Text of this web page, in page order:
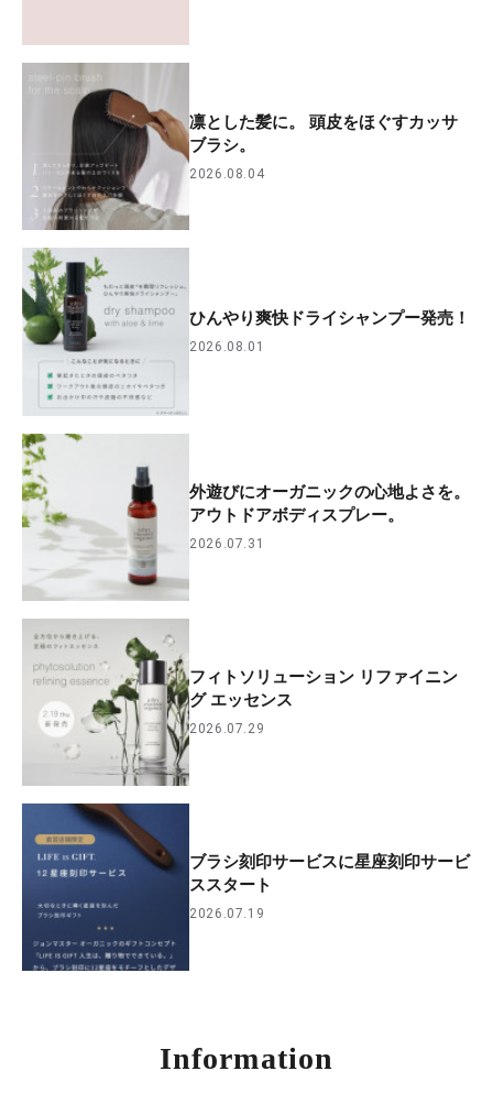
凛とした髪に。 頭皮をほぐすカッサ
ブラシ。
2026.08.04
ひんやり爽快ドライシャンプー発売！
2026.08.01
外遊びにオーガニックの心地よさを。
アウトドアボディスプレー。
2026.07.31
フィトソリューション リファイニン
グ エッセンス
2026.07.29
ブラシ刻印サービスに星座刻印サービ
ススタート
2026.07.19
Information